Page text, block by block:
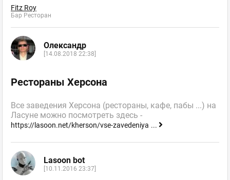
Fitz Roy
Бар Ресторан
Олександр
[14.08.2018 22:38]
Рестораны Херсона
Все заведения Херсона (рестораны, кафе, пабы ...) на
Ласуне можно посмотреть здесь -
https://lasoon.net/kherson/vse-zavedeniya ...
Lasoon bot
[10.11.2016 23:37]